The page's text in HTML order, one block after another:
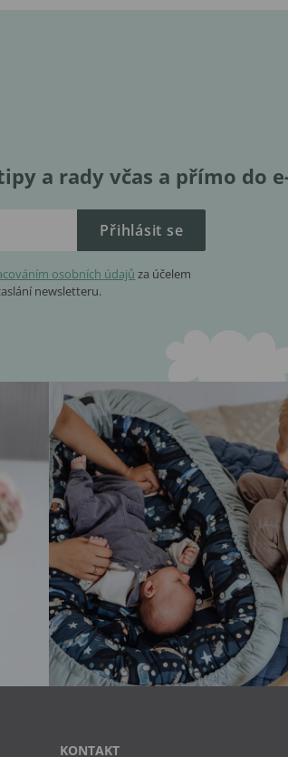
a rady včas a přímo do
Přihlásit se
osobních údajů za účelem
newsletteru.
KONTAKT